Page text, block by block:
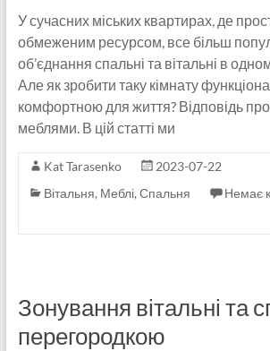
У сучасних міських квартирах, де
обмеженим ресурсом, все більш
об’єднання спальні та вітальні в
Але як зробити таку кімнату
комфортною для життя? Відповідь
меблями. В цій статті ми
Kat Tarasenko
2023-07-22
Вітальня, Меблі, Спальня
Немає
Зонування вітальні та
перегородкою